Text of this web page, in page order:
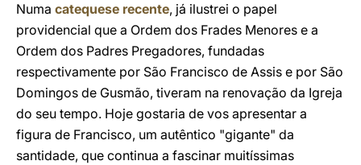
Numa catequese recente, já ilustrei o papel
providencial que a Ordem dos Frades Menores e a
Ordem dos Padres Pregadores, fundadas
respectivamente por São Francisco de Assis e por São
Domingos de Gusmão, tiveram na renovação da Igreja
do seu tempo. Hoje gostaria de vos apresentar a
figura de Francisco, um autêntico "gigante" da
santidade, que continua a fascinar muitíssimas